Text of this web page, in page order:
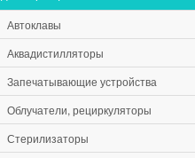
Автоклавы
Аквадистилляторы
Запечатывающие устройства
Облучатели, рециркуляторы
Стерилизаторы